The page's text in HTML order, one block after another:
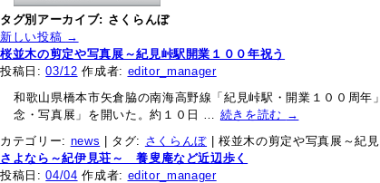
タグ別アーカイブ: さくらんぼ
新しい投稿 →
桜並木の剪定や写真展～紀見峠駅開業１００年祝う
投稿日: 03/12 作成者: editor_manager
和歌山県橋本市矢倉脇の南海高野線「紀見峠駅・開業１００周
念・写真展」を開いた。約１０日 … 続きを読む →
カテゴリー: news タグ: さくらんぼ 桜並木の剪定や写真展～紀
さよなら～紀伊見荘～ 養叟庵など近辺歩く
投稿日: 04/04 作成者: editor_manager